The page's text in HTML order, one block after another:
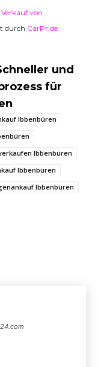
von
durch CarPr.de
und
für
Ibbenbüren
Ibbenbüren
Ibbenbüren
Ibbenbüren